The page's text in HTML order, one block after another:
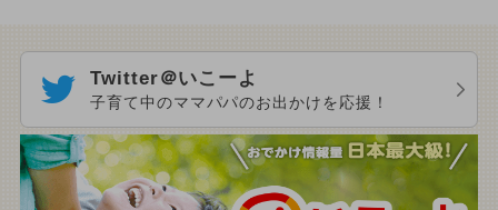
Twitter＠いこーよ
子育て中のママパパのお出かけを応援！